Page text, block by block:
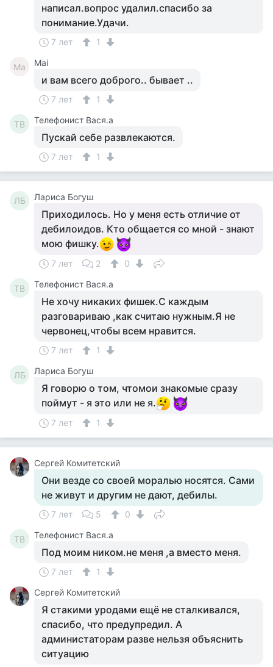
написал.вопрос удалил.спасибо за
понимание.Удачи.
7 лет 1
Ma Mai
и вам всего доброго.. бывает ..
7 лет 1
ТВ Телефонист Вася.а
Пускай себе развлекаются.
7 лет 1
ЛБ Лариса Богуш
Приходилось. Но у меня есть отличие от
дебилоидов. Кто общается со мной - знают
мою фишку.
7 лет 2 0
ТВ Телефонист Вася.а
Не хочу никаких фишек.С каждым
разговариваю ,как считаю нужным.Я не
червонец,чтобы всем нравится.
7 лет 1
ЛБ Лариса Богуш
Я говорю о том, чтомои знакомые сразу
поймут - я это или не я.
7 лет 1
Сергей Комитетский
Они везде со своей моралью носятся. Сами
не живут и другим не дают, дебилы.
7 лет 5 0
ТВ Телефонист Вася.а
Под моим ником.не меня ,а вместо меня.
7 лет
1
Сергей Комитетский
Я стакими уродами ещё не сталкивался,
спасибо, что предупредил. А
администаторам разве нельзя объяснить
ситуацию